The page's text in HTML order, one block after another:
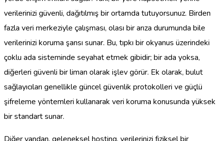
verilerinizi güvenli, dağıtılmış bir ortamda tutuyorsunuz. Birden
fazla veri merkeziyle çalışması, olası bir arıza durumunda bile
verilerinizi koruma şansı sunar. Bu, tıpkı bir okyanus üzerindeki
çoklu ada sisteminde seyahat etmek gibidir; bir ada yoksa,
diğerleri güvenli bir liman olarak işlev görür. Ek olarak, bulut
sağlayıcıları genellikle güncel güvenlik protokolleri ve güçlü
şifreleme yöntemleri kullanarak veri koruma konusunda yüksek
bir standart sunar.